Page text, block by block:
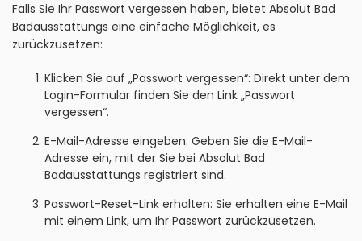
Falls Sie Ihr Passwort vergessen haben, bietet Absolut Bad
Badausstattungs eine einfache Möglichkeit, es
zurückzusetzen:
Klicken Sie auf „Passwort vergessen“: Direkt unter dem
Login-Formular finden Sie den Link „Passwort
vergessen“.
E-Mail-Adresse eingeben: Geben Sie die E-Mail-
Adresse ein, mit der Sie bei Absolut Bad
Badausstattungs registriert sind.
Passwort-Reset-Link erhalten: Sie erhalten eine E-Mail
mit einem Link, um Ihr Passwort zurückzusetzen.